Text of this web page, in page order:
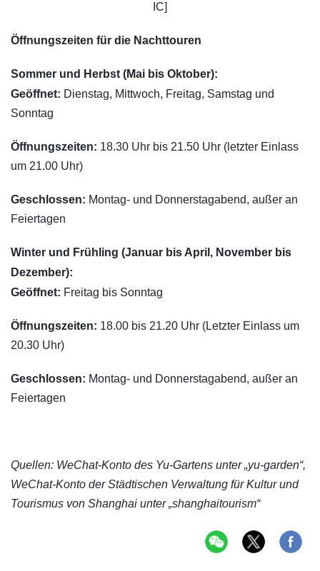
IC]
Öffnungszeiten für die Nachttouren
Sommer und Herbst (Mai bis Oktober):
Geöffnet: Dienstag, Mittwoch, Freitag, Samstag und
Sonntag
Öffnungszeiten: 18.30 Uhr bis 21.50 Uhr (letzter Einlass
um 21.00 Uhr)
Geschlossen: Montag- und Donnerstagabend, außer an
Feiertagen
Winter und Frühling (Januar bis April, November bis
Dezember):
Geöffnet: Freitag bis Sonntag
Öffnungszeiten: 18.00 bis 21.20 Uhr (Letzter Einlass um
20.30 Uhr)
Geschlossen: Montag- und Donnerstagabend, außer an
Feiertagen
Quellen: WeChat-Konto des Yu-Gartens unter „yu-garden“,
WeChat-Konto der Städtischen Verwaltung für Kultur und
Tourismus von Shanghai unter „shanghaitourism“